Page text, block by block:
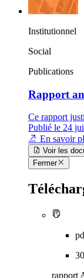
Institutionnel
Social
Publications
Rapport
Ce rapport
Publié le 24
En savoir
Voir les
Fermer
rapport